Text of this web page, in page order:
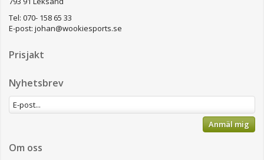
Tel: 070- 158 65 33
E-post: johan@wookiesports.se
Prisjakt
Nyhetsbrev
Anmäl mig
Om oss